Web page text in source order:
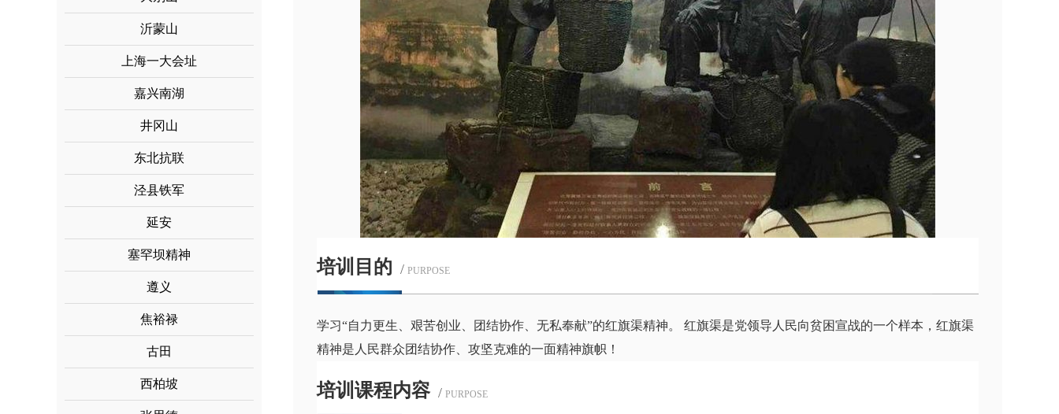
沂蒙山
上海一大会址
嘉兴南湖
井冈山
东北抗联
泾县铁军
延安
塞罕坝精神
遵义
焦裕禄
古田
西柏坡
培训目的 / PURPOSE
学习“自力更生、艰苦创业、团结协作、无私奉献”的红旗渠精神。 红旗渠是党领导人民向贫困宣战的一个样本，红旗渠
精神是人民群众团结协作、攻坚克难的一面精神旗帜！
培训课程内容 / PURPOSE